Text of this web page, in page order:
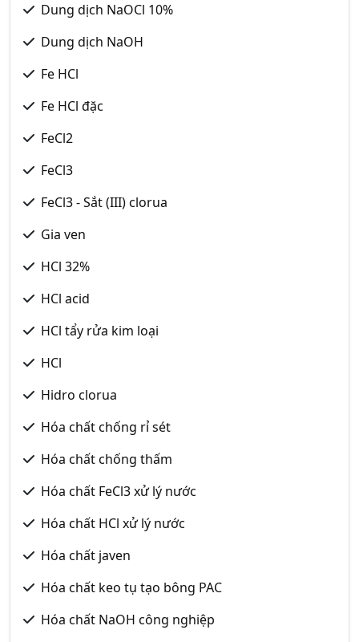
Dung dịch NaOCl 10%
Dung dịch NaOH
Fe HCl
Fe HCl đặc
FeCl2
FeCl3
FeCl3 - Sắt (III) clorua
Gia ven
HCl 32%
HCl acid
HCl tẩy rửa kim loại
HCl
Hidro clorua
Hóa chất chống rỉ sét
Hóa chất chống thấm
Hóa chất FeCl3 xử lý nước
Hóa chất HCl xử lý nước
Hóa chất javen
Hóa chất keo tụ tạo bông PAC
Hóa chất NaOH công nghiệp